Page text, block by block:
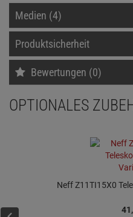
Medien (4)
Produktsicherheit
Bewertungen (0)
OPTIONALES
Neff Z11TI15X0
41,